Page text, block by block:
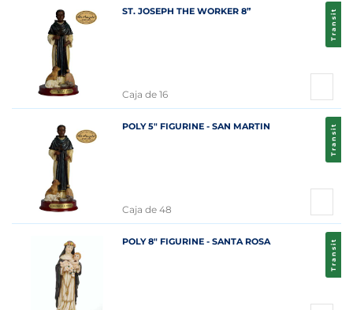
Transit
ST. JOSEPH THE WORKER 8”
Caja de 16
Transit
POLY 5" FIGURINE - SAN MARTIN
Caja de 48
Transit
POLY 8" FIGURINE - SANTA ROSA